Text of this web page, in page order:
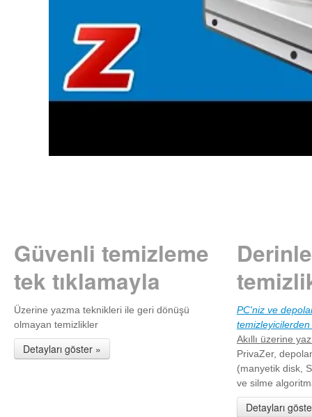
Güvenli temizleme
tek tıklamayla
Üzerine yazma teknikleri ile geri dönüşü
olmayan temizlikler
Detayları göster »
PC'niz ve
temizleyicilerden
Akıllı üzerine
PrivaZer,
(manyetik disk,
ve silme
Detayları